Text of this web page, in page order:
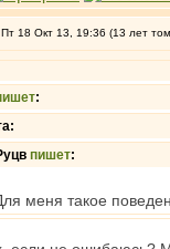
18 Окт 13, 19:36 (13 лет
:
пишет:
меня такое